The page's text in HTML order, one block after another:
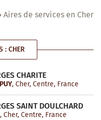
Aires de services en Cher
: CHER
CHARITE
, Cher, Centre, France
SAINT DOULCHARD
, Cher, Centre, France